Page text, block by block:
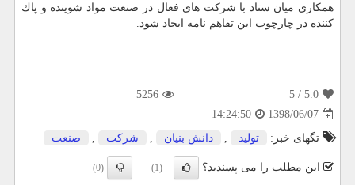
همكاری میان ستاد با شركت های فعال در صنعت مواد شوینده و پاك
كننده در چارچوب این تفاهم نامه ایجاد شود.
5.0
/ 5
5256
1398/06/07
14:24:50
تگهای خبر:
تولید , دانش بنیان , شركت , صنعت
این مطلب را می پسندید؟ (1)
(0)